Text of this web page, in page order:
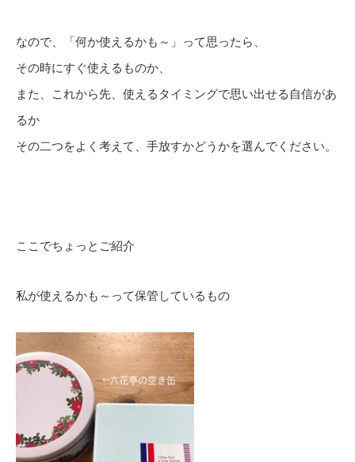
なので、「何か使えるかも～」って思ったら、
その時にすぐ使えるものか、
また、これから先、使えるタイミングで思い出せる自信があ
るか
その二つをよく考えて、手放すかどうかを選んでください。
ここでちょっとご紹介
私が使えるかも～って保管しているもの